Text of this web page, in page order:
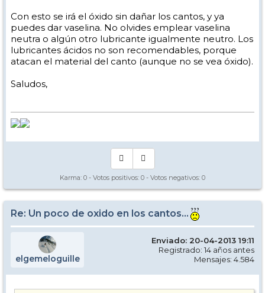
Con esto se irá el óxido sin dañar los cantos, y ya
puedes dar vaselina. No olvides emplear vaselina
neutra o algún otro lubricante igualmente neutro. Los
lubricantes ácidos no son recomendables, porque
atacan el material del canto (aunque no se vea óxido).
Saludos,
Karma: 0 - Votos positivos: 0 - Votos negativos: 0
Re: Un poco de oxido en los cantos...
elgemeloguille
Enviado: 20-04-2013 19:11
Registrado: 14 años antes
Mensajes: 4.584